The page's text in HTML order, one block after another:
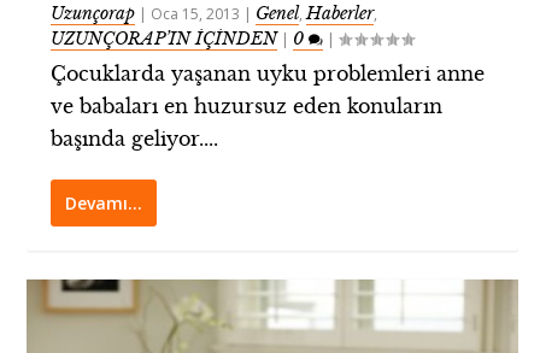
Uzunçorap | Oca 15, 2013 | Genel,Haberler,
UZUNÇORAP’IN İÇİNDEN| 0 |
Çocuklarda yaşanan uyku problemleri anne
ve babaları en huzursuz eden konuların
başında geliyor....
Devamı…